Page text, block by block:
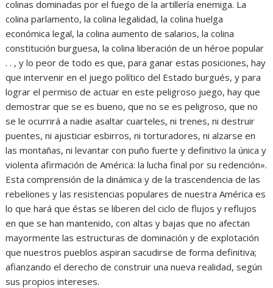
colinas dominadas por el fuego de la artillería enemiga. La
colina parlamento, la colina legalidad, la colina huelga
económica legal, la colina aumento de salarios, la colina
constitución burguesa, la colina liberación de un héroe popular
. . , y lo peor de todo es que, para ganar estas posiciones, hay
que intervenir en el juego político del Estado burgués, y para
lograr el permiso de actuar en este peligroso juego, hay que
demostrar que se es bueno, que no se es peligroso, que no
se le ocurrirá a nadie asaltar cuarteles, ni trenes, ni destruir
puentes, ni ajusticiar esbirros, ni torturadores, ni alzarse en
las montañas, ni levantar con puño fuerte y definitivo la única y
violenta afirmación de América: la lucha final por su redención».
Esta comprensión de la dinámica y de la trascendencia de las
rebeliones y las resistencias populares de nuestra América es
lo que hará que éstas se liberen del ciclo de flujos y reflujos
en que se han mantenido, con altas y bajas que no afectan
mayormente las estructuras de dominación y de explotación
que nuestros pueblos aspiran sacudirse de forma definitiva;
afianzando el derecho de construir una nueva realidad, según
sus propios intereses.